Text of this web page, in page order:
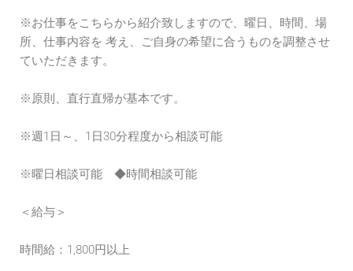
※お仕事をこちらから紹介致しますので、曜日、時間、場
所、仕事内容を 考え、ご自身の希望に合うものを調整させ
ていただきます。
※原則、直行直帰が基本です。
※週1日～、1日30分程度から相談可能
※曜日相談可能 ◆時間相談可能
＜給与＞
時間給：1,800円以上